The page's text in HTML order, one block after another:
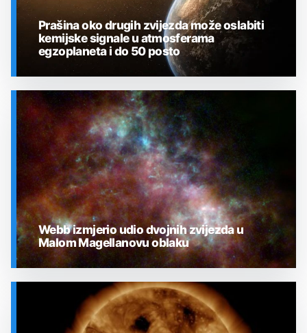
SVEMIR
Prašina oko drugih zvijezda može oslabiti
kemijske signale u atmosferama
egzoplaneta i do 50 posto
Webb izmjerio udio dvojnih zvijezda u
Malom Magellanovu oblaku